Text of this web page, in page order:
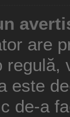
are
regulă,
este
de-a